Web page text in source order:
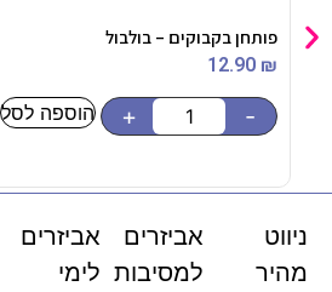
פותחן בקבוקים – בולבול
12.90 ₪
-
+ הוספה לסל
ניווט
מהיר
אביזרים
למסיבות
אביזרים
לימי